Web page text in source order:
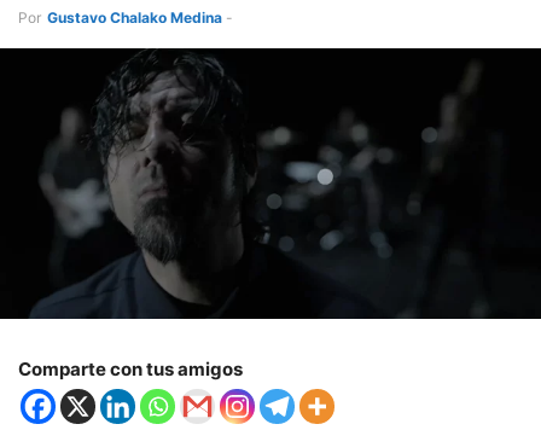
Por Gustavo Chalako Medina -
Comparte con tus amigos